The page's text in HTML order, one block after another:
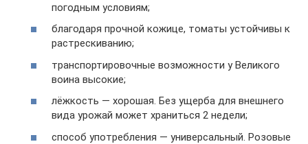
погодным условиям;
благодаря прочной кожице, томаты устойчивы к
растрескиванию;
транспортировочные возможности у Великого
воина высокие;
лёжкость — хорошая. Без ущерба для внешнего
вида урожай может храниться 2 недели;
способ употребления — универсальный. Розовые